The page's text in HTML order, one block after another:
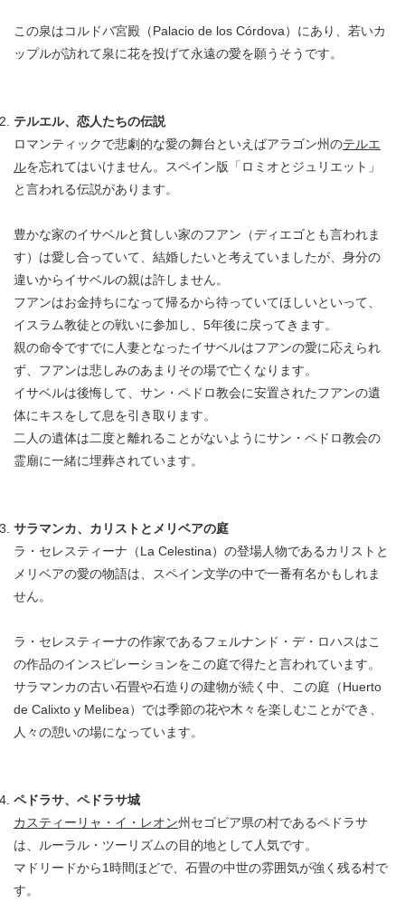
この泉はコルドバ宮殿（Palacio de los Córdova）にあり、若いカ
ップルが訪れて泉に花を投げて永遠の愛を願うそうです。
テルエル、恋人たちの伝説
ロマンティックで悲劇的な愛の舞台といえばアラゴン州のテルエ
ルを忘れてはいけません。スペイン版「ロミオとジュリエット」
と言われる伝説があります。
豊かな家のイサベルと貧しい家のフアン（ディエゴとも言われま
す）は愛し合っていて、結婚したいと考えていましたが、身分の
違いからイサベルの親は許しません。
フアンはお金持ちになって帰るから待っていてほしいといって、
イスラム教徒との戦いに参加し、5年後に戻ってきます。
親の命令ですでに人妻となったイサベルはフアンの愛に応えられ
ず、フアンは悲しみのあまりその場で亡くなります。
イサベルは後悔して、サン・ペドロ教会に安置されたフアンの遺
体にキスをして息を引き取ります。
二人の遺体は二度と離れることがないようにサン・ペドロ教会の
霊廟に一緒に埋葬されています。
サラマンカ、カリストとメリベアの庭
ラ・セレスティーナ（La Celestina）の登場人物であるカリストと
メリベアの愛の物語は、スペイン文学の中で一番有名かもしれま
せん。
ラ・セレスティーナの作家であるフェルナンド・デ・ロハスはこ
の作品のインスピレーションをこの庭で得たと言われています。
サラマンカの古い石畳や石造りの建物が続く中、この庭（Huerto
de Calixto y Melibea）では季節の花や木々を楽しむことができ、
人々の憩いの場になっています。
ペドラサ、ペドラサ城
カスティーリャ・イ・レオン州セゴビア県の村であるペドラサ
は、ルーラル・ツーリズムの目的地として人気です。
マドリードから1時間ほどで、石畳の中世の雰囲気が強く残る村で
す。